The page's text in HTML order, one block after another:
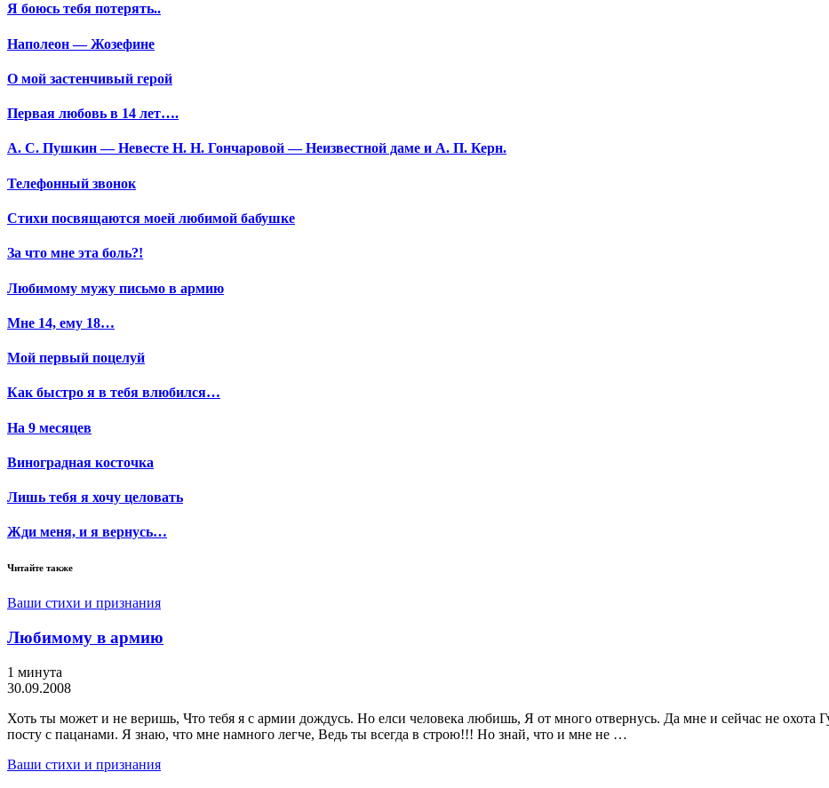
Я боюсь тебя потерять..
Наполеон — Жозефине
О мой застенчивый герой
Первая любовь в 14 лет….
А. С. Пушкин — Невесте Н. Н. Гончаровой — Неизвестной даме и А. П. Керн.
Телефонный звонок
Стихи посвящаются моей любимой бабушке
За что мне эта боль?!
Любимому мужу письмо в армию
Мне 14, ему 18…
Мой первый поцелуй
Как быстро я в тебя влюбился…
На 9 месяцев
Виноградная косточка
Лишь тебя я хочу целовать
Жди меня, и я вернусь…
Читайте также
Ваши стихи и признания
Любимому в армию
1 минута
30.09.2008
Хоть ты может и не веришь, Что тебя я с армии дождусь. Но елси человека любишь, Я от много отвернусь. Да мне и сейчас не охота
посту с пацанами. Я знаю, что мне намного легче, Ведь ты всегда в строю!!! Но знай, что и мне не …
Ваши стихи и признания